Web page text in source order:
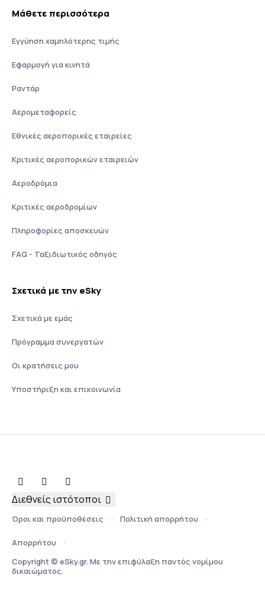
Μάθετε περισσότερα
Εγγύηση χαμηλότερης τιμής
Εφαρμογή για κινητά
Ραντάρ
Αερομεταφορείς
Εθνικές αεροπορικές εταιρείες
Κριτικές αεροπορικών εταιρειών
Αεροδρόμια
Κριτικές αεροδρομίων
Πληροφορίες αποσκευών
FAQ - Ταξιδιωτικός οδηγός
Σχετικά με την eSky
Σχετικά με εμάς
Πρόγραμμα συνεργατών
Οι κρατήσεις μου
Υποστήριξη και επικοινωνία
Όροι και προϋποθέσεις Πολιτική απορρήτου
Απορρήτου
Copyright © eSky.gr. Με την επιφύλαξη παντός νομίμου
δικαιώματος.
Διεθνείς ιστότοποι